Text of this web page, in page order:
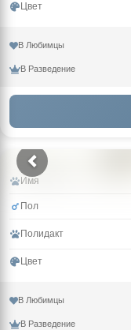
Цвет
В Любимцы
В Разведение
Имя
Пол
Полидакт
Цвет
В Любимцы
В Разведение